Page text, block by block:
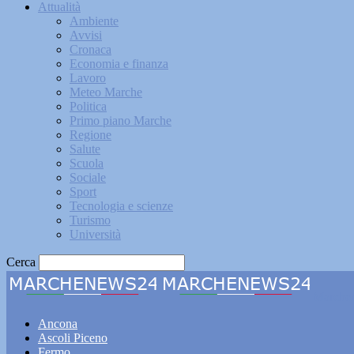
Attualità
Ambiente
Avvisi
Cronaca
Economia e finanza
Lavoro
Meteo Marche
Politica
Primo piano Marche
Regione
Salute
Scuola
Sociale
Sport
Tecnologia e scienze
Turismo
Università
Cerca
Ancona
Ascoli Piceno